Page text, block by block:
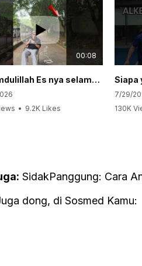
00:08
Alhamdulillah Es nya selamet...
• 9.2K Likes
7/29/
130K
SidakPanggung: Cara
dong, di Sosmed Kamu: